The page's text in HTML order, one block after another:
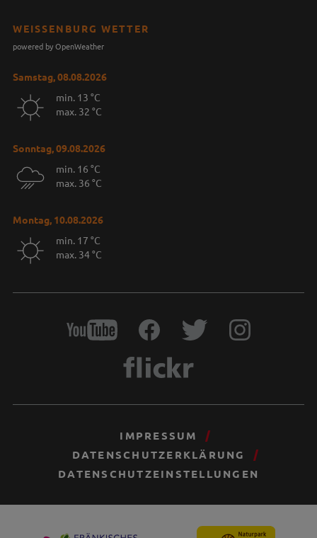
WEISSENBURG WETTER
powered by OpenWeather
Samstag, 08.08.2026
min. 13 °C
max. 32 °C
Sonntag, 09.08.2026
min. 16 °C
max. 36 °C
Montag, 10.08.2026
min. 17 °C
max. 34 °C
IMPRESSUM
DATENSCHUTZERKLÄRUNG
DATENSCHUTZEINSTELLUNGEN